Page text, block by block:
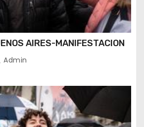
AIRES-MANIFESTACION
Admin